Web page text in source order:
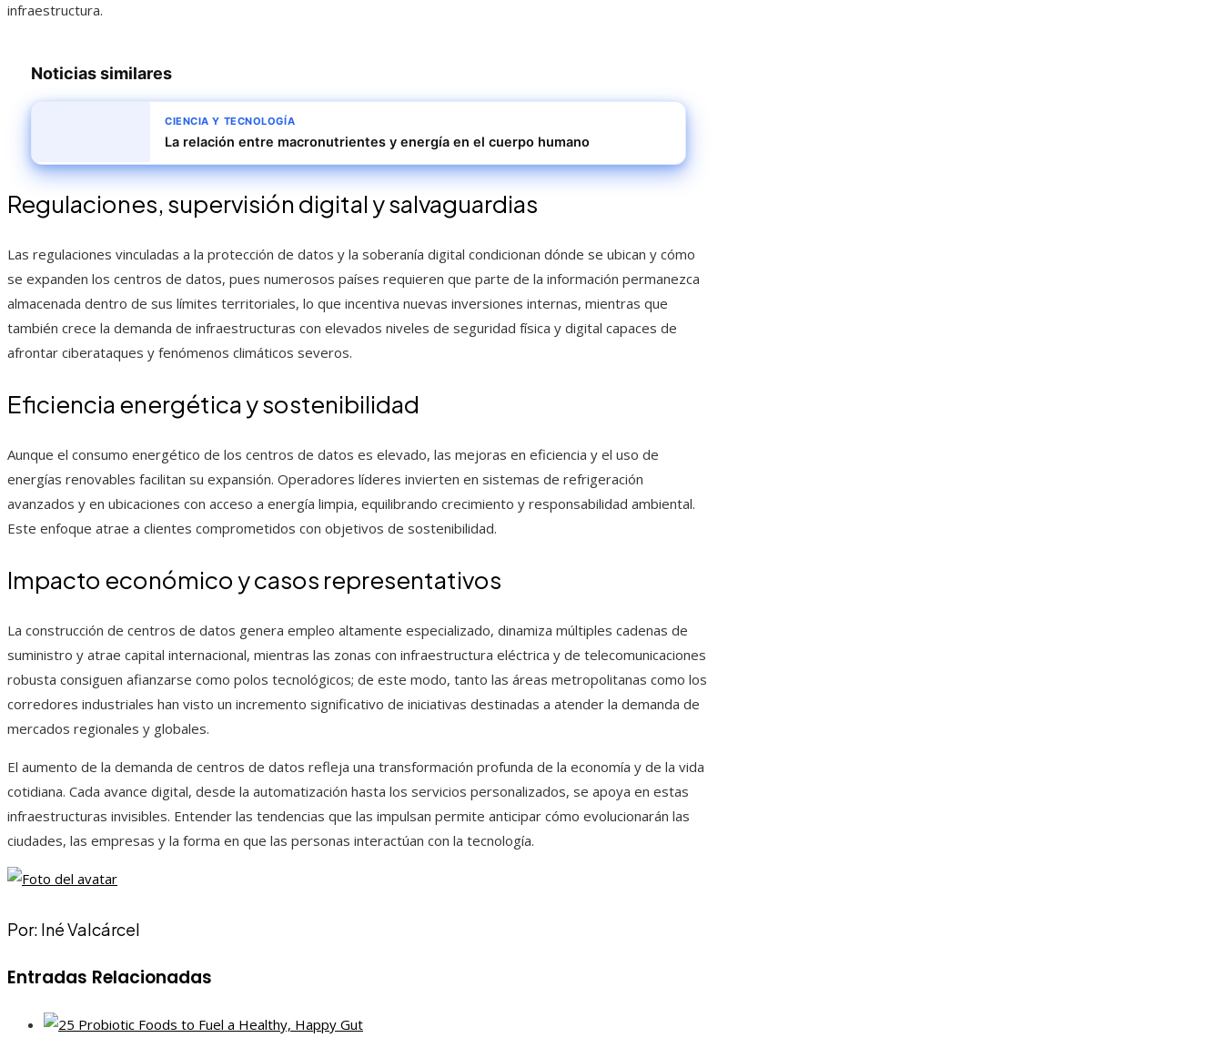
infraestructura.
Noticias similares
CIENCIA Y TECNOLOGÍA
La relación entre macronutrientes y energía en el cuerpo humano
Regulaciones, supervisión digital y salvaguardias
Las regulaciones vinculadas a la protección de datos y la soberanía digital condicionan dónde se ubican y cómo
se expanden los centros de datos, pues numerosos países requieren que parte de la información permanezca
almacenada dentro de sus límites territoriales, lo que incentiva nuevas inversiones internas, mientras que
también crece la demanda de infraestructuras con elevados niveles de seguridad física y digital capaces de
afrontar ciberataques y fenómenos climáticos severos.
Eficiencia energética y sostenibilidad
Aunque el consumo energético de los centros de datos es elevado, las mejoras en eficiencia y el uso de
energías renovables facilitan su expansión. Operadores líderes invierten en sistemas de refrigeración
avanzados y en ubicaciones con acceso a energía limpia, equilibrando crecimiento y responsabilidad ambiental.
Este enfoque atrae a clientes comprometidos con objetivos de sostenibilidad.
Impacto económico y casos representativos
La construcción de centros de datos genera empleo altamente especializado, dinamiza múltiples cadenas de
suministro y atrae capital internacional, mientras las zonas con infraestructura eléctrica y de telecomunicaciones
robusta consiguen afianzarse como polos tecnológicos; de este modo, tanto las áreas metropolitanas como los
corredores industriales han visto un incremento significativo de iniciativas destinadas a atender la demanda de
mercados regionales y globales.
El aumento de la demanda de centros de datos refleja una transformación profunda de la economía y de la vida
cotidiana. Cada avance digital, desde la automatización hasta los servicios personalizados, se apoya en estas
infraestructuras invisibles. Entender las tendencias que las impulsan permite anticipar cómo evolucionarán las
ciudades, las empresas y la forma en que las personas interactúan con la tecnología.
Por: Iné Valcárcel
Entradas Relacionadas